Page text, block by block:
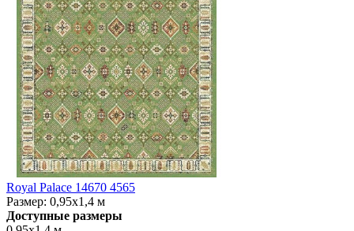
Royal Palace 14670 4565
Размер: 0,95x1,4 м
Доступные размеры